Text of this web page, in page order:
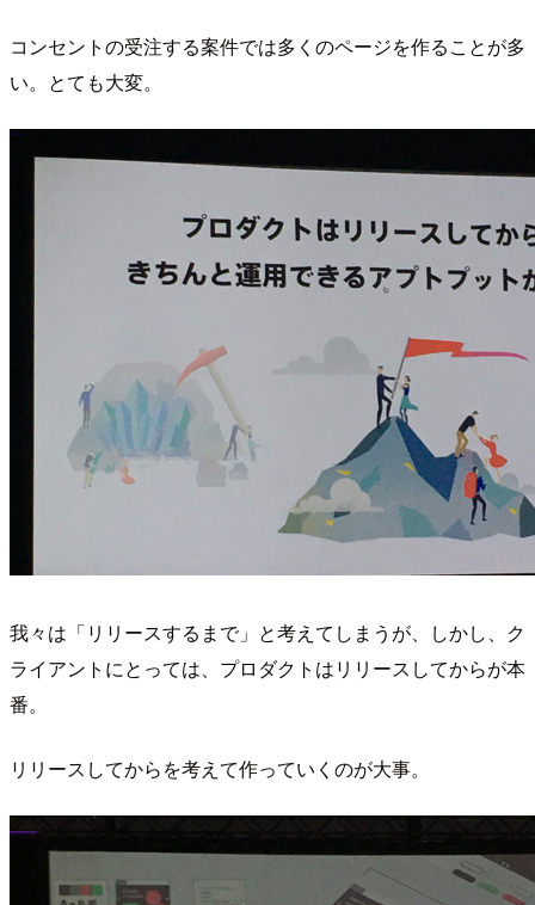
コンセントの受注する案件では多くのページを作ることが多
い。とても大変。
我々は「リリースするまで」と考えてしまうが、しかし、ク
ライアントにとっては、プロダクトはリリースしてからが本
番。
リリースしてからを考えて作っていくのが大事。